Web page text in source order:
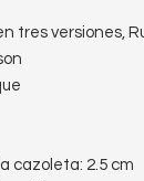
tres versiones,
cazoleta: 2.5 cm